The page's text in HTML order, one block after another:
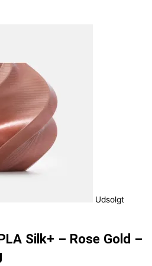
Udsolgt
Silk+ – Rose Gold –